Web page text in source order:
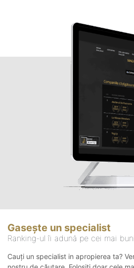
Gasește un specialist
Ranking-ul îi adună pe cei mai
Cauți un specialist in apropierea ta?